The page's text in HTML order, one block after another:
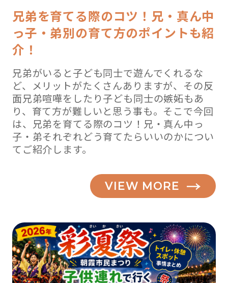
兄弟を育てる際のコツ！兄・真ん中
っ子・弟別の育て方のポイントも紹
介！
兄弟がいると子ども同士で遊んでくれるな
ど、メリットがたくさんありますが、その反
面兄弟喧嘩をしたり子ども同士の嫉妬もあ
り、育て方が難しいと思う事も。そこで今回
は、兄弟を育てる際のコツ！兄・真ん中っ
子・弟それぞれどう育てたらいいのかについ
てご紹介します。
VIEW MORE